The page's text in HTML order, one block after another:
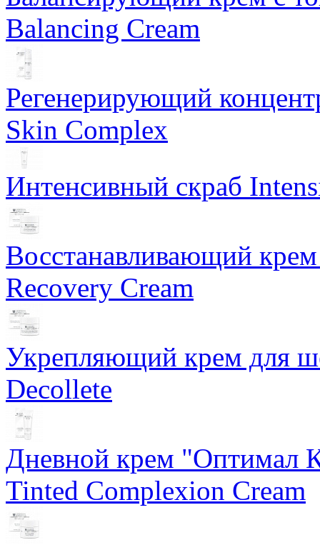
Balancing Cream
Регенерирующий
Skin Complex
Интенсивный скраб
Восстанавливающий
Recovery Cream
Укрепляющий крем для
Decollete
Дневной крем "Оптимал
Tinted Complexion Cream